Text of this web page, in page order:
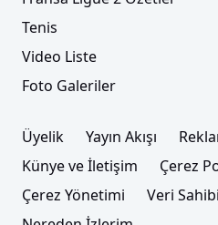
Tenis
Video Liste
Foto Galeriler
Üyelik Yayın Akışı
Künye ve İletişim
Çerez
Çerez Yönetimi
Veri